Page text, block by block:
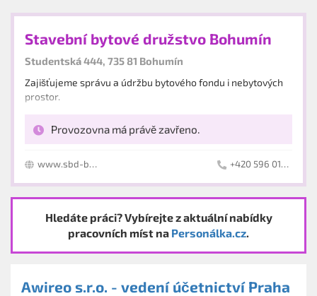
Stavební bytové družstvo Bohumín
Studentská 444, 735 81 Bohumín
Zajišťujeme správu a údržbu bytového fondu i nebytových
prostor.
Provozovna má právě zavřeno.
www.sbd-bohumin.cz +420 596 013 771
Hledáte práci? Vybírejte z aktuální nabídky
pracovních míst na Personálka.cz.
Awireo s.r.o. - vedení účetnictví Praha